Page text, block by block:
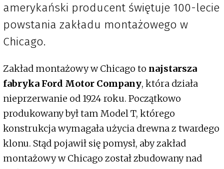
amerykański producent świętuje 100-lecie
powstania zakładu montażowego w
Chicago.
Zakład montażowy w Chicago to najstarsza
fabryka Ford Motor Company, która działa
nieprzerwanie od 1924 roku. Początkowo
produkowany był tam Model T, którego
konstrukcja wymagała użycia drewna z twardego
klonu. Stąd pojawił się pomysł, aby zakład
montażowy w Chicago został zbudowany nad